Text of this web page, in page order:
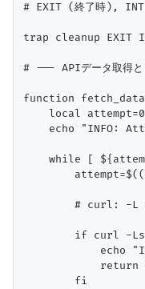
# EXIT (終了時),
trap cleanup EXIT
# --- APIデータ取得
function
    local attempt=0
echo "INFO:
while [
# curl: -L (
if curl -
echo
return
        fi